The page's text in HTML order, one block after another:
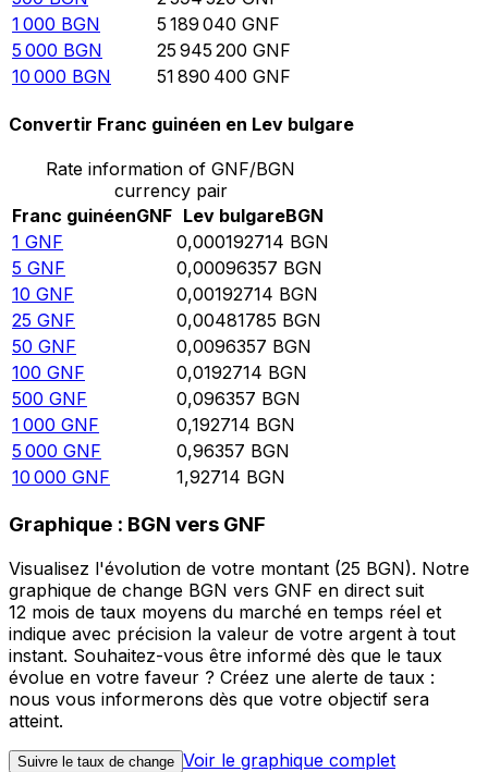
1 000 BGN 5 189 040 GNF
5 000 BGN 25 945 200 GNF
10 000 BGN 51 890 400 GNF
Convertir Franc guinéen en Lev bulgare
Rate information of GNF/BGN
currency pair
Franc guinéenGNF Lev bulgareBGN
1 GNF 0,000192714 BGN
5 GNF 0,00096357 BGN
10 GNF 0,00192714 BGN
25 GNF 0,00481785 BGN
50 GNF 0,0096357 BGN
100 GNF 0,0192714 BGN
500 GNF 0,096357 BGN
1 000 GNF 0,192714 BGN
5 000 GNF 0,96357 BGN
10 000 GNF 1,92714 BGN
Graphique : BGN vers GNF
Visualisez l'évolution de votre montant (25 BGN). Notre
graphique de change BGN vers GNF en direct suit
12 mois de taux moyens du marché en temps réel et
indique avec précision la valeur de votre argent à tout
instant. Souhaitez-vous être informé dès que le taux
évolue en votre faveur ? Créez une alerte de taux :
nous vous informerons dès que votre objectif sera
atteint.
Suivre le taux de change Voir le graphique complet